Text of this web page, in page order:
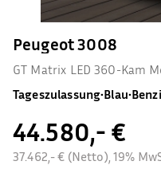
Peugeot 3008
GT Matrix LED 360-Kam
Tageszulassung•Blau•
44.580,- €
37.462,- € (Netto), 19%